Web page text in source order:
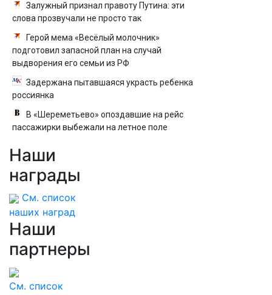
Залужный признал правоту Путина: эти
слова прозвучали не просто так
Герой мема «Весёлый молочник»
подготовил запасной план на случай
выдворения его семьи из РФ
Задержана пытавшаяся украсть ребенка
россиянка
В «Шереметьево» опоздавшие на рейс
пассажирки выбежали на летное поле
Наши
награды
См. список
наших наград
Наши
партнеры
См. список